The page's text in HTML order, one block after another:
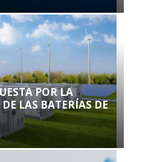
POR LA
LAS BATERÍAS DE